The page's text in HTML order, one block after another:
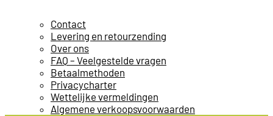
Contact
Levering en retourzending
Over ons
FAQ – Veelgestelde vragen
Betaalmethoden
Privacycharter
Wettelijke vermeldingen
Algemene verkoopsvoorwaarden